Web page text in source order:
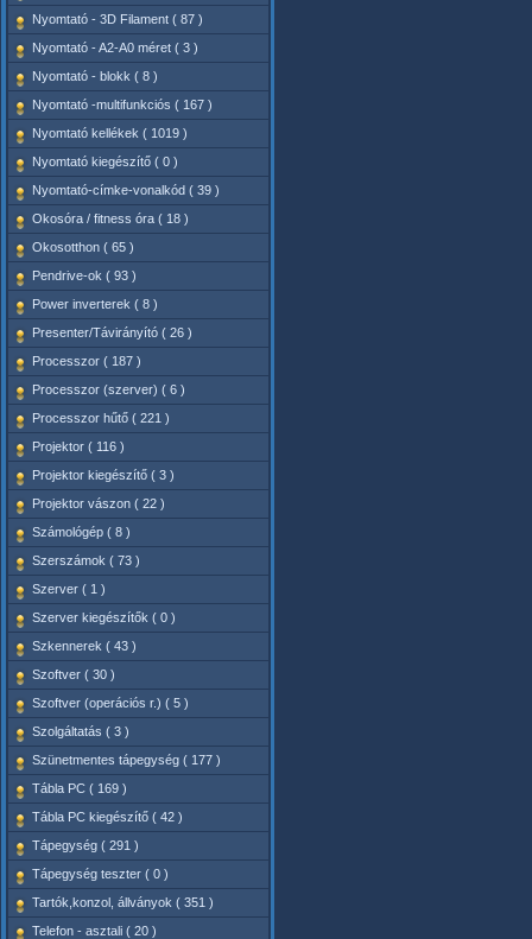
Nyomtató - 3D Filament ( 87 )
Nyomtató - A2-A0 méret ( 3 )
Nyomtató - blokk ( 8 )
Nyomtató -multifunkciós ( 167 )
Nyomtató kellékek ( 1019 )
Nyomtató kiegészítő ( 0 )
Nyomtató-címke-vonalkód ( 39 )
Okosóra / fitness óra ( 18 )
Okosotthon ( 65 )
Pendrive-ok ( 93 )
Power inverterek ( 8 )
Presenter/Távirányító ( 26 )
Processzor ( 187 )
Processzor (szerver) ( 6 )
Processzor hűtő ( 221 )
Projektor ( 116 )
Projektor kiegészítő ( 3 )
Projektor vászon ( 22 )
Számológép ( 8 )
Szerszámok ( 73 )
Szerver ( 1 )
Szerver kiegészítők ( 0 )
Szkennerek ( 43 )
Szoftver ( 30 )
Szoftver (operációs r.) ( 5 )
Szolgáltatás ( 3 )
Szünetmentes tápegység ( 177 )
Tábla PC ( 169 )
Tábla PC kiegészítő ( 42 )
Tápegység ( 291 )
Tápegység teszter ( 0 )
Tartók,konzol, állványok ( 351 )
Telefon - asztali ( 20 )